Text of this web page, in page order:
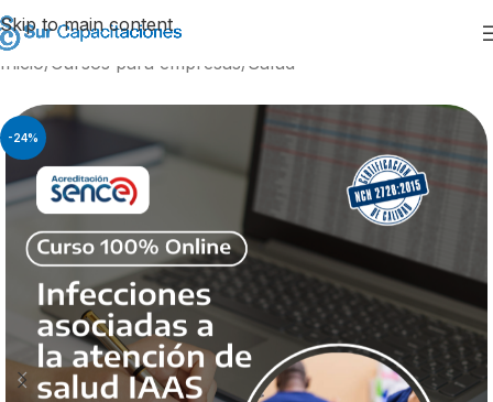
Skip to main content
Inicio/ Cursos para empresas/ Salud
-24%